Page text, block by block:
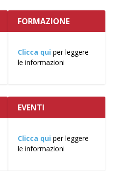
FORMAZIONE
Clicca qui per leggere
le informazioni
EVENTI
Clicca qui per leggere
le informazioni